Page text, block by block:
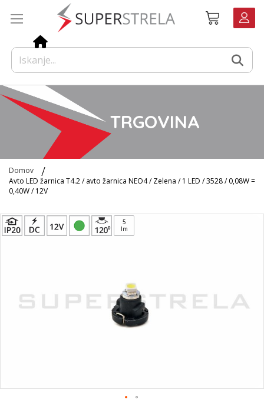
Košarica
TRGOVINA
Domov
Avto LED žarnica T4.2 / avto žarnica NEO4 / Zelena / 1 LED / 3528 / 0,08W =
0,40W / 12V
Preskoči
na
5
lm